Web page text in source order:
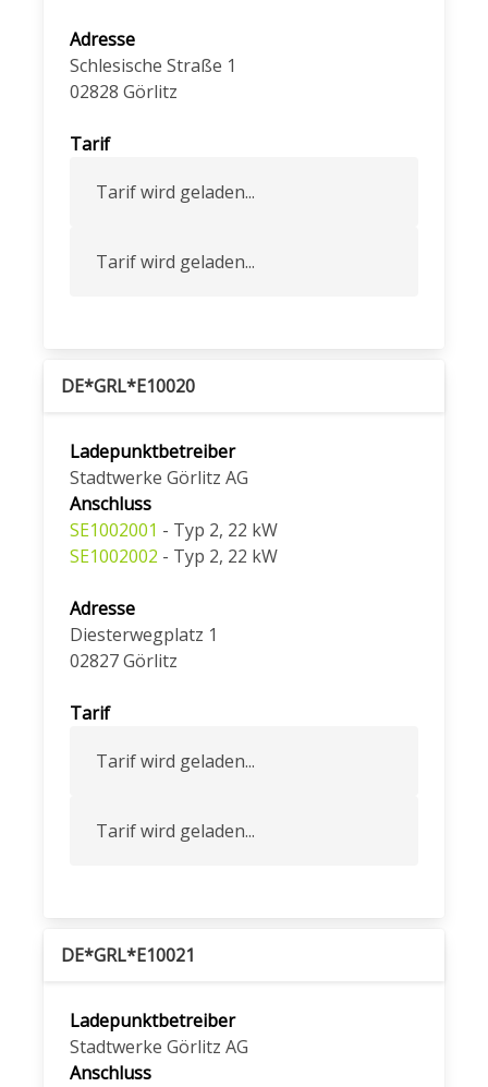
Adresse
Schlesische Straße 1
02828 Görlitz
Tarif
Tarif wird geladen...
Tarif wird geladen...
DE*GRL*E10020
Ladepunktbetreiber
Stadtwerke Görlitz AG
Anschluss
SE1002001 - Typ 2, 22 kW
SE1002002 - Typ 2, 22 kW
Adresse
Diesterwegplatz 1
02827Görlitz
Tarif
Tarif wird geladen...
Tarif wird geladen...
DE*GRL*E10021
Ladepunktbetreiber
Stadtwerke Görlitz AG
Anschluss